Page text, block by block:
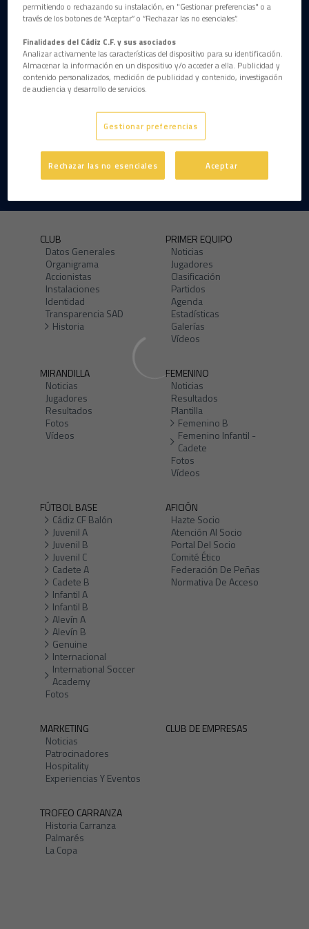
CLUB
Datos Generales
Organigrama
Accionistas
Instalaciones
Identidad
Transparencia SAD
Historia
PRIMER EQUIPO
Noticias
Jugadores
Clasificación
Partidos
Agenda
Estadísticas
Galerías
Vídeos
MIRANDILLA
Noticias
Jugadores
Resultados
Fotos
Vídeos
FEMENINO
Noticias
Resultados
Plantilla
Femenino B
Femenino Infantil -
Cadete
Fotos
Vídeos
FÚTBOL BASE
Cádiz CF Balón
Juvenil A
Juvenil B
Juvenil C
Cadete A
Cadete B
Infantil A
Infantil B
Alevín A
Alevín B
Genuine
Internacional
International Soccer
Academy
Fotos
AFICIÓN
Hazte Socio
Atención Al Socio
Portal Del Socio
Comité Ético
Federación De Peñas
Normativa De Acceso
MARKETING
Noticias
Patrocinadores
Hospitality
Experiencias Y Eventos
CLUB DE EMPRESAS
TROFEO CARRANZA
Historia Carranza
Palmarés
La Copa
permitiendo o rechazando su instalación, en "Gestionar preferencias" o a
través de los botones de “Aceptar” o “Rechazar las no esenciales”.
Finalidades del Cádiz C.F. y sus asociados
Analizar activamente las características del dispositivo para su identificación.
Almacenar la información en un dispositivo y/o acceder a ella. Publicidad y
contenido personalizados, medición de publicidad y contenido, investigación
de audiencia y desarrollo de servicios.
Gestionar preferencias
Rechazar las no esenciales Aceptar